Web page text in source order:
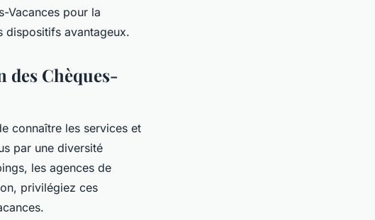
Vacances pour la
dispositifs avantageux.
des Chèques-
connaître les services et
par une diversité
les agences de
privilégiez ces